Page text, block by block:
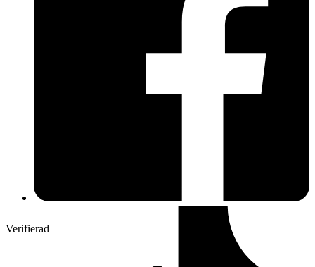
Verifierad